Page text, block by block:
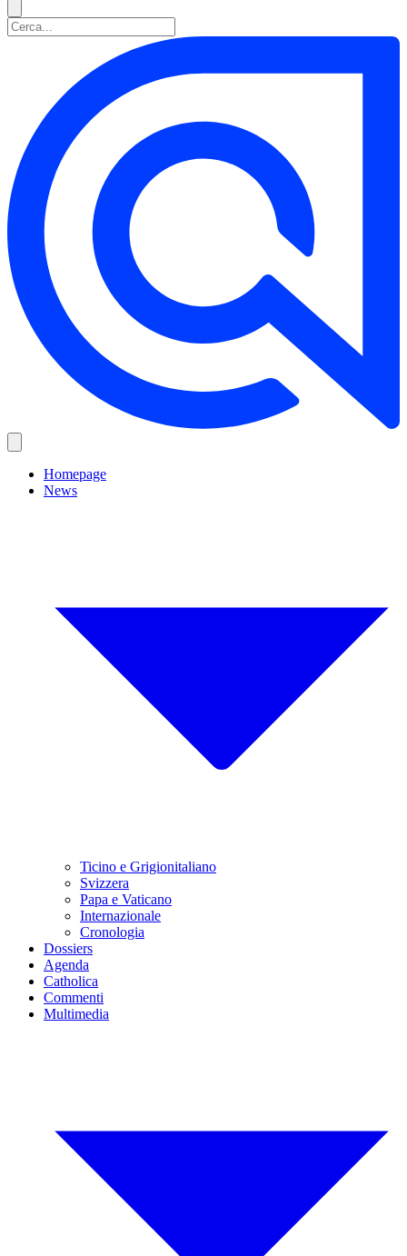
Homepage
News
Ticino e Grigionitaliano
Svizzera
Papa e Vaticano
Internazionale
Cronologia
Dossiers
Agenda
Catholica
Commenti
Multimedia